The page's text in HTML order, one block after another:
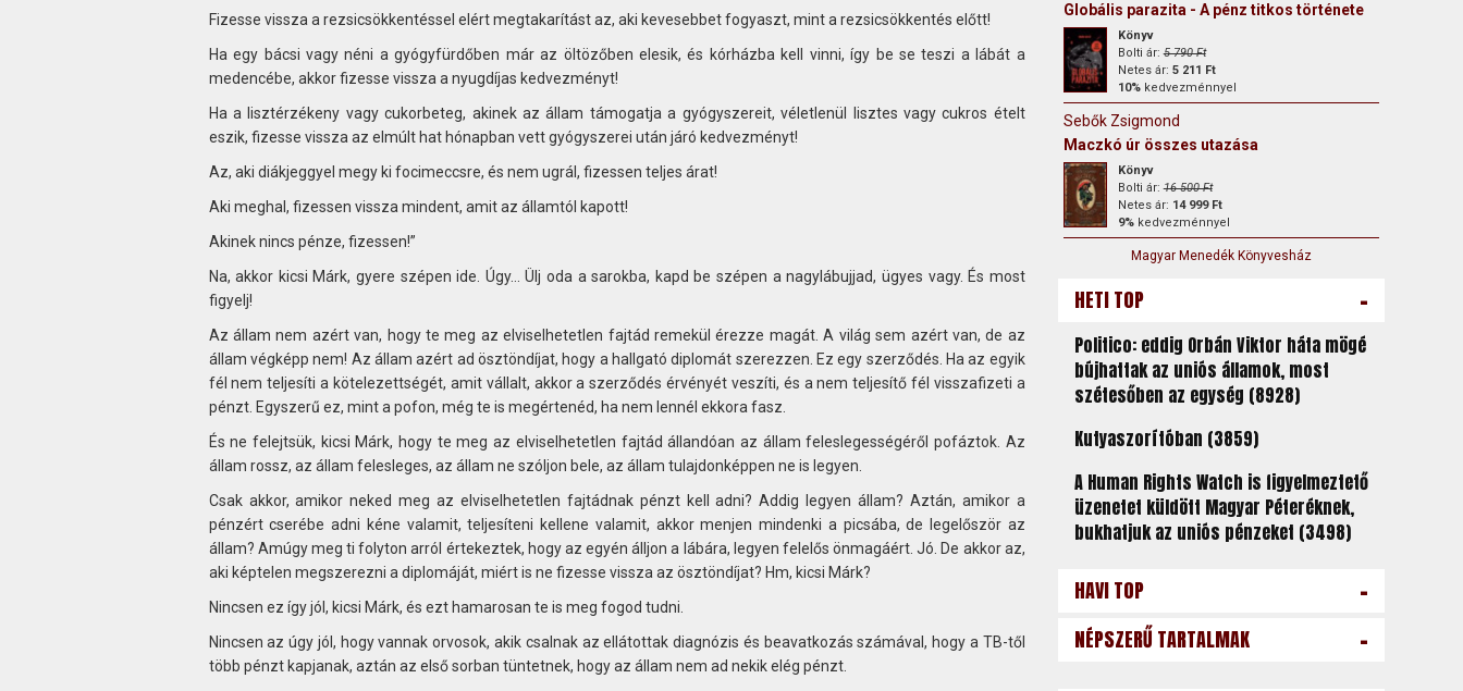
Fizesse vissza a rezsicsökkentéssel elért megtakarítást az, aki kevesebbet fogyaszt, mint a rezsicsökkentés előtt!
Ha egy bácsi vagy néni a gyógyfürdőben már az öltözőben elesik, és kórházba kell vinni, így be se teszi a lábát a
medencébe, akkor fizesse vissza a nyugdíjas kedvezményt!
Ha a lisztérzékeny vagy cukorbeteg, akinek az állam támogatja a gyógyszereit, véletlenül lisztes vagy cukros ételt
eszik, fizesse vissza az elmúlt hat hónapban vett gyógyszerei után járó kedvezményt!
Az, aki diákjeggyel megy ki focimeccsre, és nem ugrál, fizessen teljes árat!
Aki meghal, fizessen vissza mindent, amit az államtól kapott!
Akinek nincs pénze, fizessen!”
Na, akkor kicsi Márk, gyere szépen ide. Úgy… Ülj oda a sarokba, kapd be szépen a nagylábujjad, ügyes vagy. És most
figyelj!
Az állam nem azért van, hogy te meg az elviselhetetlen fajtád remekül érezze magát. A világ sem azért van, de az
állam végképp nem! Az állam azért ad ösztöndíjat, hogy a hallgató diplomát szerezzen. Ez egy szerződés. Ha az egyik
fél nem teljesíti a kötelezettségét, amit vállalt, akkor a szerződés érvényét veszíti, és a nem teljesítő fél visszafizeti a
pénzt. Egyszerű ez, mint a pofon, még te is megértenéd, ha nem lennél ekkora fasz.
És ne felejtsük, kicsi Márk, hogy te meg az elviselhetetlen fajtád állandóan az állam feleslegességéről pofáztok. Az
állam rossz, az állam felesleges, az állam ne szóljon bele, az állam tulajdonképpen ne is legyen.
Csak akkor, amikor neked meg az elviselhetetlen fajtádnak pénzt kell adni? Addig legyen állam? Aztán, amikor a
pénzért cserébe adni kéne valamit, teljesíteni kellene valamit, akkor menjen mindenki a picsába, de legelőször az
állam? Amúgy meg ti folyton arról értekeztek, hogy az egyén álljon a lábára, legyen felelős önmagáért. Jó. De akkor az,
aki képtelen megszerezni a diplomáját, miért is ne fizesse vissza az ösztöndíjat? Hm, kicsi Márk?
Nincsen ez így jól, kicsi Márk, és ezt hamarosan te is meg fogod tudni.
Nincsen az úgy jól, hogy vannak orvosok, akik csalnak az ellátottak diagnózis és beavatkozás számával, hogy a TB-től
több pénzt kapjanak, aztán az első sorban tüntetnek, hogy az állam nem ad nekik elég pénzt.
Globális parazita - A pénz titkos története
Könyv
Bolti ár:5 790 Ft
Netes ár: 5 211 Ft
10%kedvezménnyel
Sebők Zsigmond
Maczkó úr összes utazása
Könyv
Bolti ár:16 500 Ft
Netes ár: 14 999 Ft
9%kedvezménnyel
Magyar Menedék Könyvesház
HETI TOP -
Politico: eddig Orbán Viktor háta mögé
bújhattak az uniós államok, most
szétesőben az egység (8928)
Kutyaszorítóban (3859)
A Human Rights Watch is figyelmeztető
üzenetet küldött Magyar Péteréknek,
bukhatjuk az uniós pénzeket (3498)
HAVI TOP -
NÉPSZERŰ TARTALMAK -